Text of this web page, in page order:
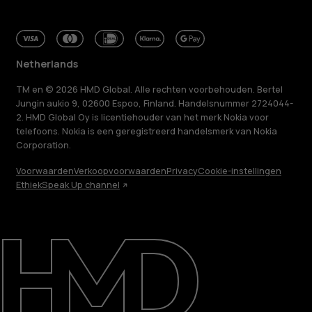
Herstellen, hergebruiken, recyclen
Duurzaamheid
Klantenservice
Netherlands
Netherlands
TM en © 2026 HMD Global. Alle rechten voorbehouden. Bertel
Jungin aukio 9, 02600 Espoo, Finland. Handelsnummer 2724044-
2. HMD Global Oy is licentiehouder van het merk Nokia voor
telefoons. Nokia is een geregistreerd handelsmerk van Nokia
Corporation.
VoorwaardenVerkoopvoorwaardenPrivacyCookie-instellingen
EthiekSpeak Up channel